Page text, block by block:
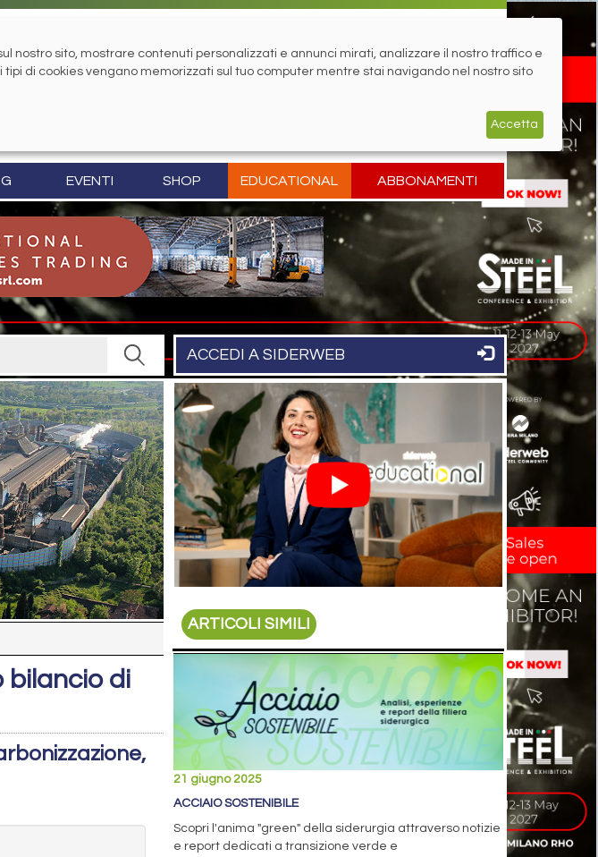
EVENTI SHOP EDUCATIONAL ABBONAMENTI
ACCEDI A SIDERWEB
bilancio di
ARTICOLI SIMILI
21 giugno 2025
ACCIAIO SOSTENIBILE
Scopri l'anima "green" della siderurgia attraverso notizie
e report dedicati a transizione verde e
sito, mostrare contenuti personalizzati e annunci mirati, analizzare il nostro traffico e
di cookies vengano memorizzati sul tuo computer mentre stai navigando nel nostro sito
Accetta